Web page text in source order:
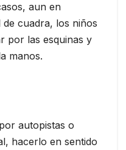
aun en
de cuadra, los niños
por las esquinas y
manos.
autopistas o
hacerlo en sentido